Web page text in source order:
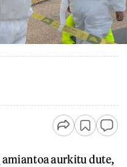
amiantoa aurkitu dute,